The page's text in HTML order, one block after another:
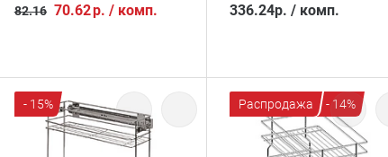
82.16 70.62р. / комп. 336.24р. / комп.
- 15% Распродажа - 14%